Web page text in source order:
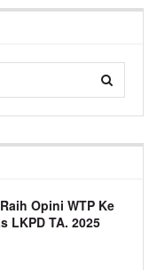
Opini WTP Ke
LKPD TA. 2025